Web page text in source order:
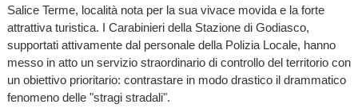
Salice Terme, località nota per la sua vivace movida e la forte
attrattiva turistica. I Carabinieri della Stazione di Godiasco,
supportati attivamente dal personale della Polizia Locale, hanno
messo in atto un servizio straordinario di controllo del territorio con
un obiettivo prioritario: contrastare in modo drastico il drammatico
fenomeno delle "stragi stradali".